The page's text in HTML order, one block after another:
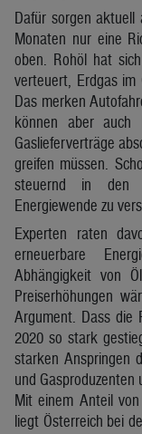
Dafür sorgen
Monaten nur eine
oben. Rohöl hat
verteuert, Erdgas im
Das merken
können aber auch
Gaslieferverträge
greifen müssen.
steuernd in den
Energiewende zu
Experten raten
erneuerbare
Abhängigkeit von
Preiserhöhungen
Argument. Dass die
2020 so stark
starken Anspringen
und Gasproduzenten
Mit einem Anteil
liegt Österreich bei